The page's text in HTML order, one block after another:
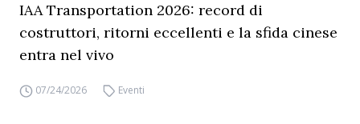
IAA Transportation 2026: record di
costruttori, ritorni eccellenti e la sfida cinese
entra nel vivo
07/24/2026 Eventi